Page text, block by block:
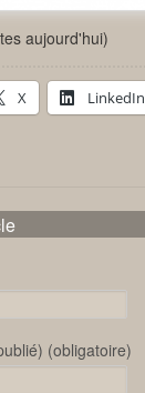
aujourd'hui)
X LinkedIn
(obligatoire)